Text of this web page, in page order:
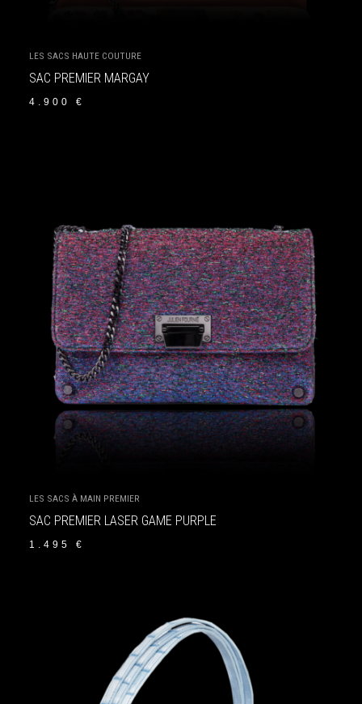
LES SACS HAUTE COUTURE
SAC PREMIER MARGAY
4.900€
LES SACS À MAIN PREMIER
SAC PREMIER LASER GAME PURPLE
1.495€